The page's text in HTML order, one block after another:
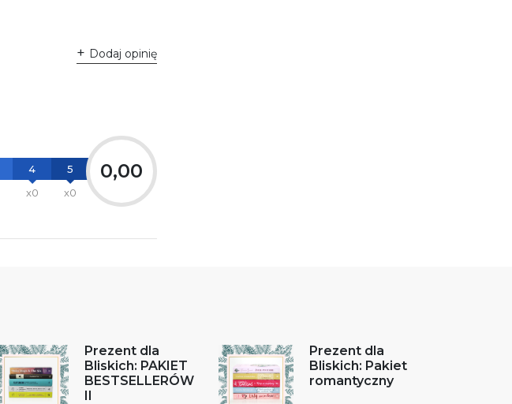
Dodaj opinię
4
x0
5
x0
0,00
Prezent dla
Bliskich: PAKIET
BESTSELLERÓW
II
Prezent dla
Bliskich: Pakiet
romantyczny